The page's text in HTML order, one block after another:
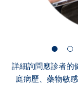
詳細詢問應診者的
庭病歷、藥物敏